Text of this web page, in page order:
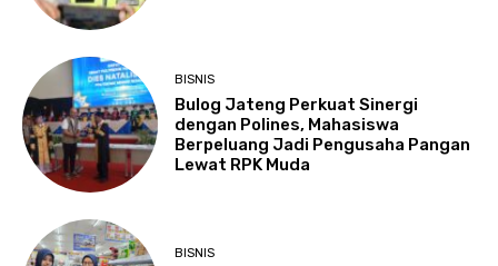
BISNIS
Bulog Jateng Perkuat Sinergi
dengan Polines, Mahasiswa
Berpeluang Jadi Pengusaha Pangan
Lewat RPK Muda
BISNIS